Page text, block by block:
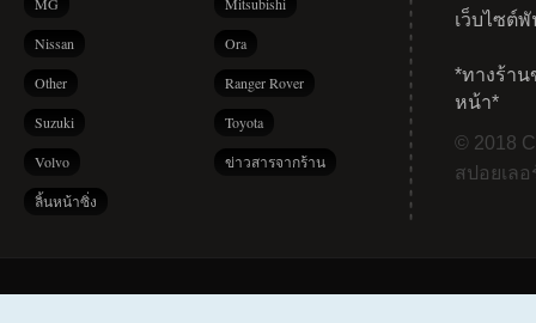
Nissan Ora
Other Ranger Rover
Suzuki Toyota
Volvo ข่าวสารจากร้าน
ลิ้นหน้าซิ่ง
เว็บไซต์
*ทางร้าน
หน้า*
© 2018
สปอยเล